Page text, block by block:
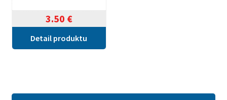
3.50 €
Detail produktu